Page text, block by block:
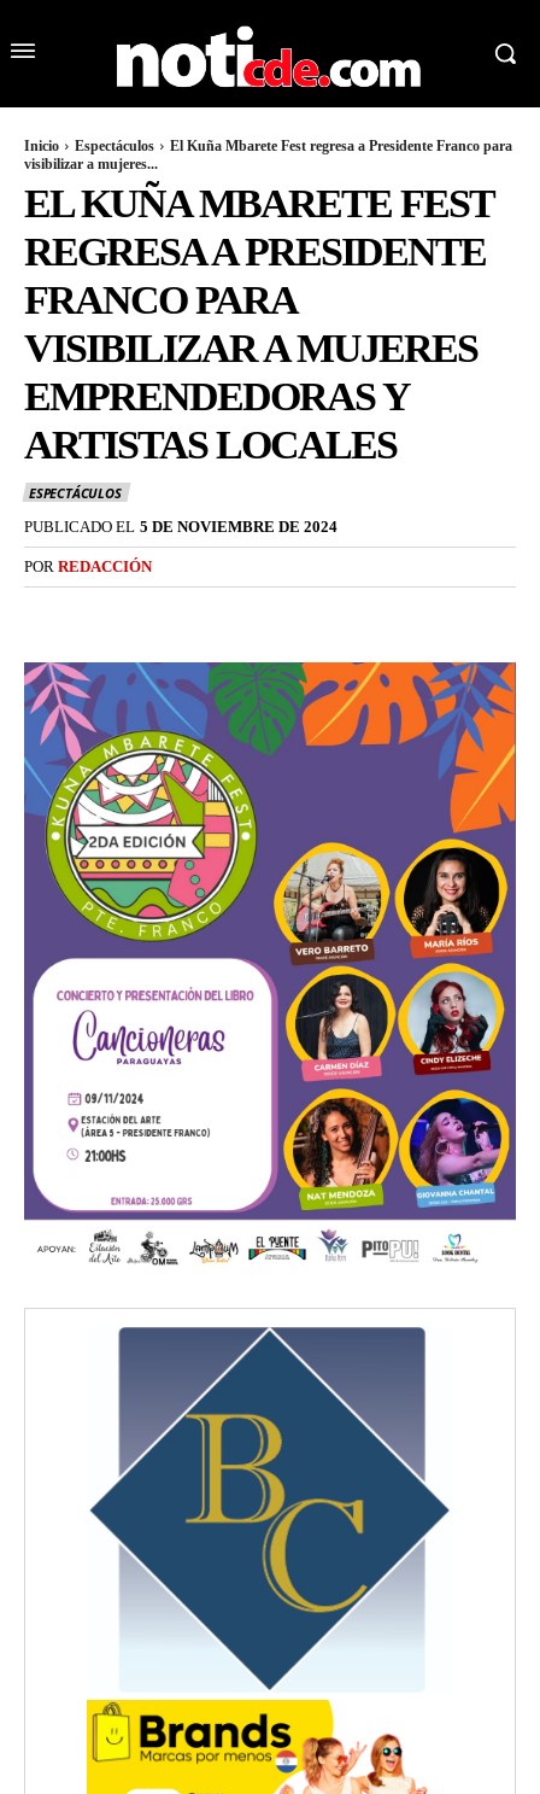
Inicio Espectáculos
El Kuña Mbarete Fest regresa a Presidente Franco para
visibilizar a mujeres...
EL KUÑA MBARETE FEST
REGRESA A PRESIDENTE
FRANCO PARA
VISIBILIZAR A MUJERES
EMPRENDEDORAS Y
ARTISTAS LOCALES
ESPECTÁCULOS
PUBLICADO EL 5 DE NOVIEMBRE DE 2024
POR REDACCIÓN